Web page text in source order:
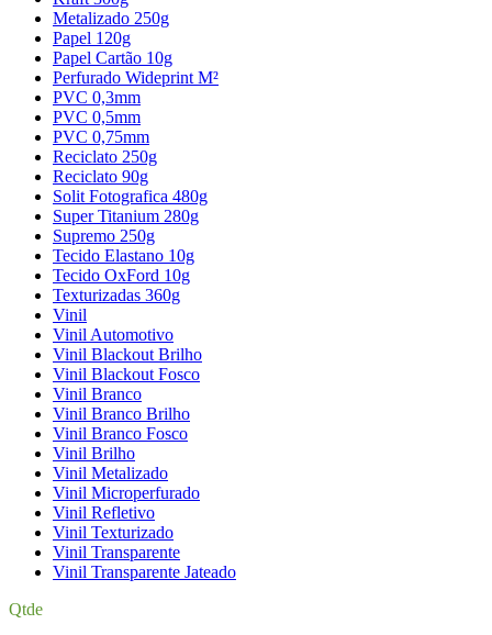
Metalizado 250g
Papel 120g
Papel Cartão 10g
Perfurado Wideprint M²
PVC 0,3mm
PVC 0,5mm
PVC 0,75mm
Reciclato 250g
Reciclato 90g
Solit Fotografica 480g
Super Titanium 280g
Supremo 250g
Tecido Elastano 10g
Tecido OxFord 10g
Texturizadas 360g
Vinil
Vinil Automotivo
Vinil Blackout Brilho
Vinil Blackout Fosco
Vinil Branco
Vinil Branco Brilho
Vinil Branco Fosco
Vinil Brilho
Vinil Metalizado
Vinil Microperfurado
Vinil Refletivo
Vinil Texturizado
Vinil Transparente
Vinil Transparente Jateado
Qtde